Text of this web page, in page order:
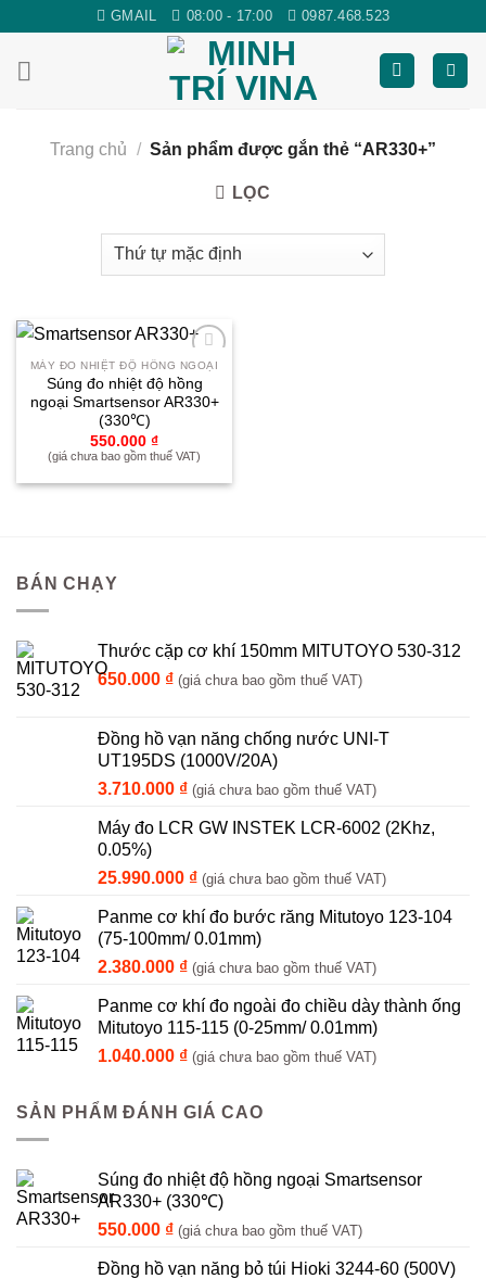
content
GMAIL 08:00 - 17:00 0987.468.523
Trang chủ / Sản phẩm được gắn thẻ “AR330+”
LỌC
Yêu
thích
MÁY ĐO NHIỆT ĐỘ HỒNG NGOẠI
Súng đo nhiệt độ hồng
ngoại Smartsensor AR330+
(330℃)
550.000 ₫
(giá chưa bao gồm thuế VAT)
BÁN CHẠY
Thước cặp cơ khí 150mm MITUTOYO 530-312
650.000 ₫ (giá chưa bao gồm thuế VAT)
Đồng hồ vạn năng chống nước UNI-T
UT195DS (1000V/20A)
3.710.000 ₫ (giá chưa bao gồm thuế VAT)
Máy đo LCR GW INSTEK LCR-6002 (2Khz,
0.05%)
25.990.000 ₫ (giá chưa bao gồm thuế VAT)
Panme cơ khí đo bước răng Mitutoyo 123-104
(75-100mm/ 0.01mm)
2.380.000 ₫ (giá chưa bao gồm thuế VAT)
Panme cơ khí đo ngoài đo chiều dày thành ống
Mitutoyo 115-115 (0-25mm/ 0.01mm)
1.040.000 ₫ (giá chưa bao gồm thuế VAT)
SẢN PHẨM ĐÁNH GIÁ CAO
Súng đo nhiệt độ hồng ngoại Smartsensor
AR330+ (330℃)
550.000 ₫ (giá chưa bao gồm thuế VAT)
Đồng hồ vạn năng bỏ túi Hioki 3244-60 (500V)